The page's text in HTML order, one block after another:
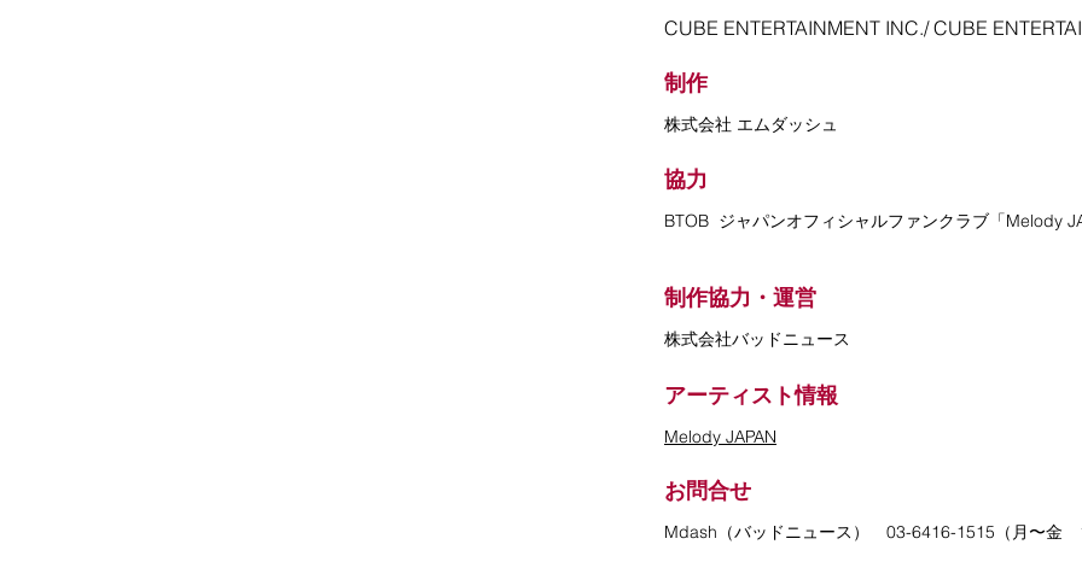
CUBE ENTERTAINMENT INC./ CUBE
制作
​株式会社 エムダッシュ
協力
BTOB ジャパンオフィシャルファンクラブ「Melody
制作協力・運営
株式会社バッドニュース
アーティスト情報
Melody JAPAN
お問合せ
Mdash（バッドニュース） 03-6416-1515（月〜金